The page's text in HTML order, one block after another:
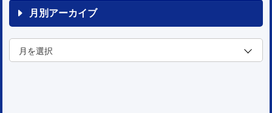
月別アーカイブ